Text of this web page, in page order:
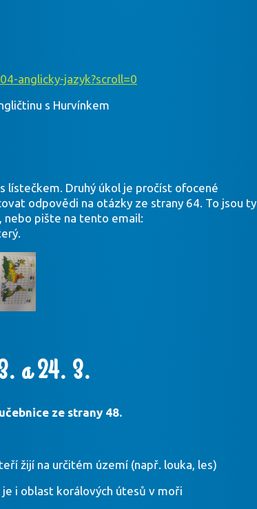
anglicky-jazyk?scroll=0
s Hurvínkem
lístečkem. Druhý úkol je pročíst ofocené
odpovědi na otázky ze strany 64. To jsou ty
nebo pište na tento email:
a 24. 3.
ze strany 48.
žijí na určitém území (např. louka, les)
i oblast korálových útesů v moři